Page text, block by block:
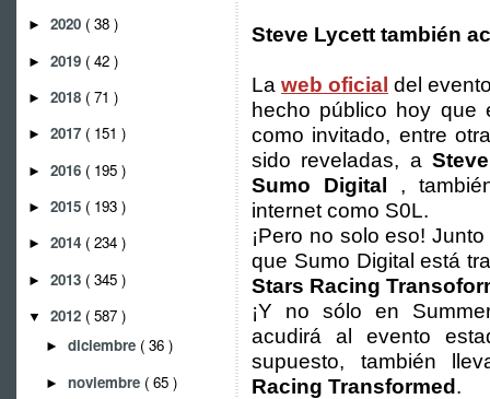
► 2020 ( 38 )
► 2019 ( 42 )
► 2018 ( 71 )
► 2017 ( 151 )
► 2016 ( 195 )
► 2015 ( 193 )
► 2014 ( 234 )
► 2013 ( 345 )
▼ 2012 ( 587 )
► diciembre ( 36 )
► noviembre ( 65 )
Steve Lycett también
La web oficial del
hecho público hoy que
como invitado, entre
sido reveladas, a
Sumo Digital ,
internet como S0L.
¡Pero no solo eso!
que Sumo Digital está
Stars Racing
¡Y no sólo en
acudirá al evento
supuesto, también
Racing Transformed .